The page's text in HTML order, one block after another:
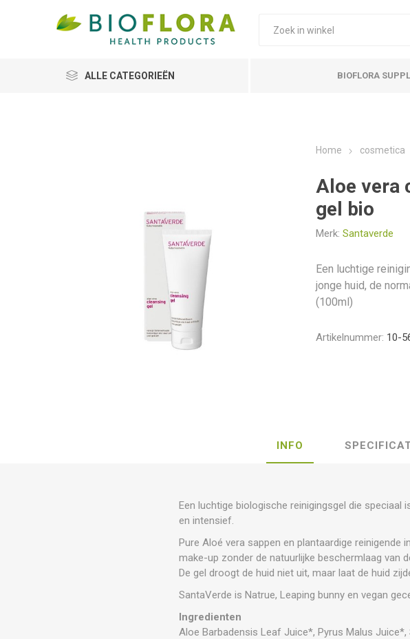
ALLE CATEGORIEËN BIOFLORA
Home cosmetica
Aloe vera
gel bio
Merk: Santaverde
Een luchtige
jonge huid, de
(100ml)
Artikelnummer: 10-
INFO
Een luchtige biologische reinigingsgel die speciaal
en intensief.
Pure Aloé vera sappen en plantaardige
make-up zonder de natuurlijke beschermlaag van
De gel droogt de huid niet uit, maar laat de huid
SantaVerde is Natrue, Leaping bunny en vegan
Ingredienten
Aloe Barbadensis Leaf Juice*, Pyrus Malus